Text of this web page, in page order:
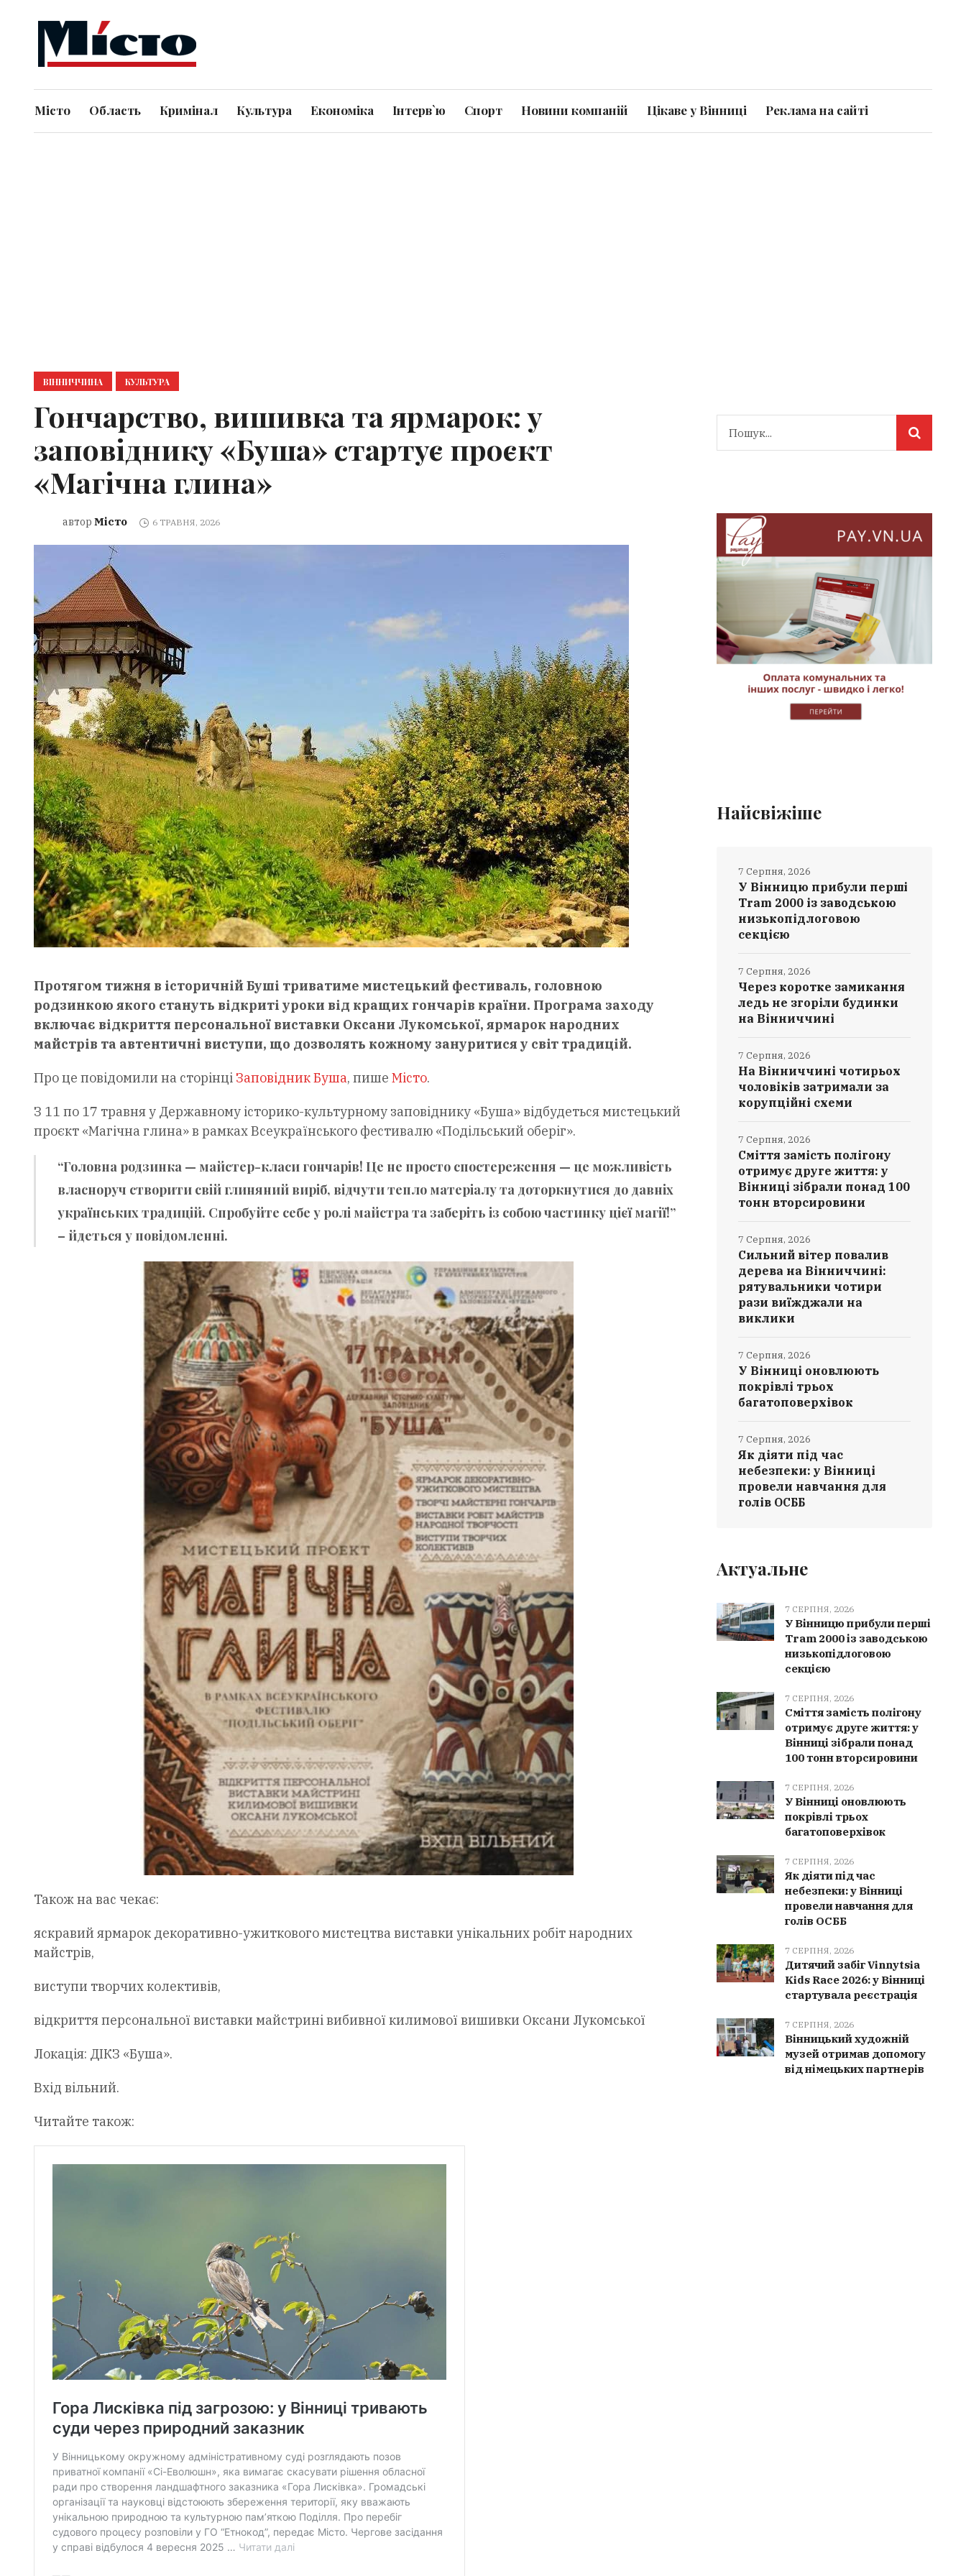
Місто Область Кримінал Культура Економіка Інтерв`ю Спорт Новини компаній Цікаве у Вінниці Реклама на сайті
ВІННИЧЧИНА КУЛЬТУРА
Гончарство, вишивка та ярмарок: у
заповіднику «Буша» стартує проєкт
«Магічна глина»
автор Місто 6 ТРАВНЯ, 2026
Протягом тижня в історичній Буші триватиме мистецький фестиваль, головною
родзинкою якого стануть відкриті уроки від кращих гончарів країни. Програма заходу
включає відкриття персональної виставки Оксани Лукомської, ярмарок народних
майстрів та автентичні виступи, що дозволять кожному зануритися у світ традицій.
Про це повідомили на сторінці Заповідник Буша, пише Місто.
З 11 по 17 травня у Державному історико-культурному заповіднику «Буша» відбудеться мистецький
проєкт «Магічна глина» в рамках Всеукраїнського фестивалю «Подільський оберіг».
“Головна родзинка — майстер-класи гончарів! Це не просто спостереження — це можливість
власноруч створити свій глиняний виріб, відчути тепло матеріалу та доторкнутися до давніх
українських традицій. Спробуйте себе у ролі майстра та заберіть із собою частинку цієї магії!”
– йдеться у повідомленні.
Також на вас чекає:
яскравий ярмарок декоративно-ужиткового мистецтва виставки унікальних робіт народних
майстрів,
виступи творчих колективів,
відкриття персональної виставки майстрині вибивної килимової вишивки Оксани Лукомської
Локація: ДІКЗ «Буша».
Вхід вільний.
Читайте також:
Найсвіжіше
У Вінницю прибули перші
Tram 2000 із заводською
низькопідлоговою
секцією
7 Серпня, 2026
Через коротке замикання
ледь не згоріли будинки
на Вінниччині
7 Серпня, 2026
На Вінниччині чотирьох
чоловіків затримали за
корупційні схеми
7 Серпня, 2026
Сміття замість полігону
отримує друге життя: у
Вінниці зібрали понад 100
тонн вторсировини
7 Серпня, 2026
Сильний вітер повалив
дерева на Вінниччині:
рятувальники чотири
рази виїжджали на
виклики
7 Серпня, 2026
У Вінниці оновлюють
покрівлі трьох
багатоповерхівок
7 Серпня, 2026
Як діяти під час
небезпеки: у Вінниці
провели навчання для
голів ОСББ
7 Серпня, 2026
Актуальне
7 СЕРПНЯ, 2026
У Вінницю прибули перші
Tram 2000 із заводською
низькопідлоговою
секцією
7 СЕРПНЯ, 2026
Сміття замість полігону
отримує друге життя: у
Вінниці зібрали понад
100 тонн вторсировини
7 СЕРПНЯ, 2026
У Вінниці оновлюють
покрівлі трьох
багатоповерхівок
7 СЕРПНЯ, 2026
Як діяти під час
небезпеки: у Вінниці
провели навчання для
голів ОСББ
7 СЕРПНЯ, 2026
Дитячий забіг Vinnytsia
Kids Race 2026: у Вінниці
стартувала реєстрація
7 СЕРПНЯ, 2026
Вінницький художній
музей отримав допомогу
від німецьких партнерів